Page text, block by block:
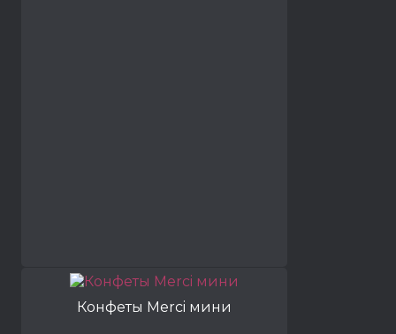
Конфеты Merci мини